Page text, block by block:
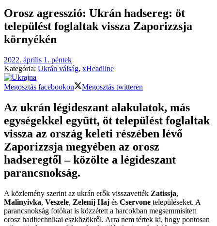
Orosz agresszió: Ukrán hadsereg: öt
települést foglaltak vissza Zaporizzsja
környékén
2022. április 1. péntek
Kategória: Ukrán válság, xHeadline
Megosztás facebookon Megosztás twitteren
Az ukrán légideszant alakulatok, más
egységekkel együtt, öt települést foglaltak
vissza az ország keleti részében lévő
Zaporizzsja megyében az orosz
hadseregtől – közölte a légideszant
parancsnokság.
A közlemény szerint az ukrán erők visszavették Zatissja,
Malinyivka, Veszele, Zelenij Haj és Cservone településeket. A
parancsnokság fotókat is közzétett a harcokban megsemmisített
orosz haditechnikai eszközökről. Arra nem tértek ki, hogy pontosan